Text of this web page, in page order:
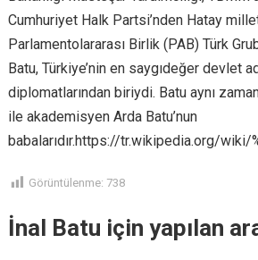
Cumhuriyet Halk Partsi’nden Hatay
Parlamentolararası Birlik (PAB) Türk
Batu, Türkiye’nin en saygıdeğer devlet
diplomatlarından biriydi. Batu aynı
ile akademisyen Arda Batu’nun
babalarıdır.https://tr.wikipedia.org/wiki/
Görüntülenme: 738
İnal Batu için yapılan